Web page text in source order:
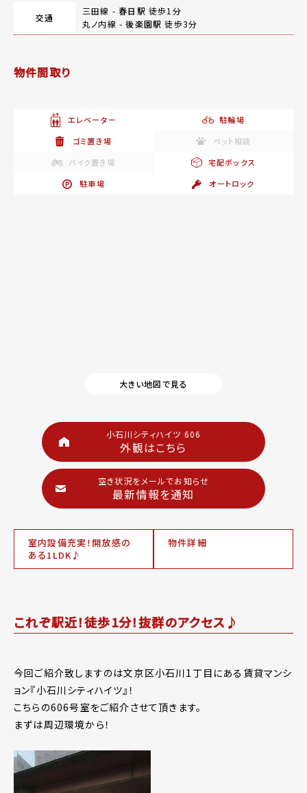
交通
三田線 - 春日駅 徒歩1分
丸ノ内線 -後楽園駅 徒歩3分
物件間取り
エレベーター
駐輪場
ゴミ置き場
ペット相談
バイク置き場
宅配ボックス
駐車場
オートロック
大きい地図で見る
小石川シティハイツ 606
外観はこちら
空き状況をメールでお知らせ
最新情報を通知
室内設備充実！開放感の
ある1LDK♪
物件詳細
これぞ駅近！徒歩1分！抜群のアクセス♪
今回ご紹介致しますのは文京区小石川1丁目にある賃貸マンシ
ョン『小石川シティハイツ』！
こちらの606号室をご紹介させて頂きます。
まずは周辺環境から！